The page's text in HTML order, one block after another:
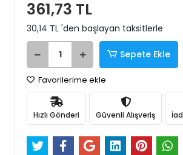
361,73 TL
30,14 TL 'den başlayan taksitlerle
Sepete Ekle
Favorilerime ekle
Hızlı Gönderi Güvenli Alışveriş